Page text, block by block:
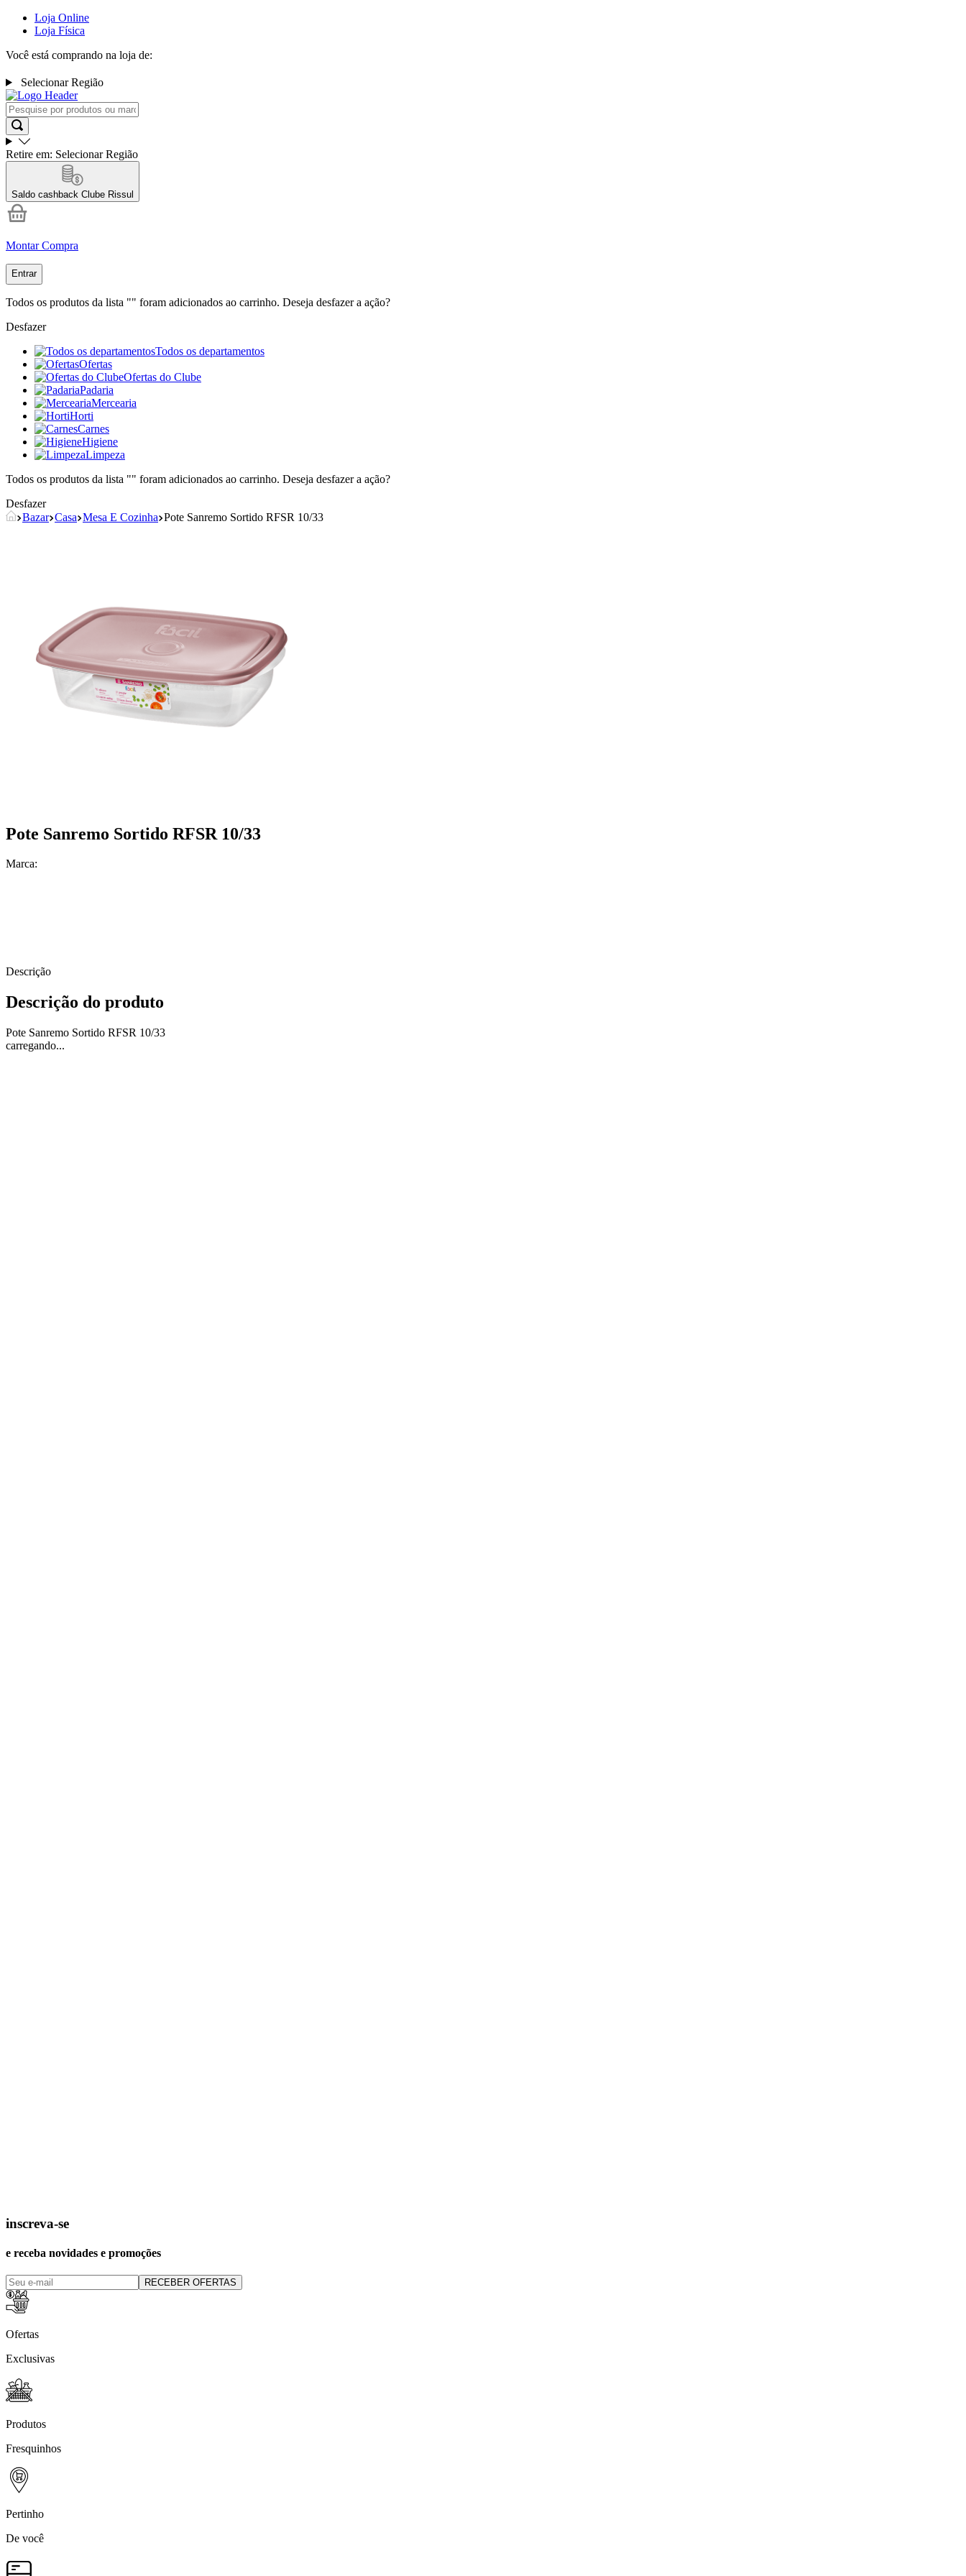
Loja Online
Loja Física
Você está comprando na loja de:
Selecionar Região
Retire em: Selecionar Região
Saldo cashback Clube Rissul
Montar Compra
Entrar
Todos os produtos da lista "" foram adicionados ao carrinho. Deseja desfazer a ação?
Desfazer
Todos os departamentos
Ofertas
Ofertas do Clube
Padaria
Mercearia
Horti
Carnes
Higiene
Limpeza
Todos os produtos da lista "" foram adicionados ao carrinho. Deseja desfazer a ação?
Desfazer
Bazar Casa Mesa E Cozinha Pote Sanremo Sortido RFSR 10/33
Pote Sanremo Sortido RFSR 10/33
Marca:
Descrição
Descrição do produto
Pote Sanremo Sortido RFSR 10/33
carregando...
inscreva-se
e receba novidades e promoções
RECEBER OFERTAS
Ofertas
Exclusivas
Produtos
Fresquinhos
Pertinho
De você